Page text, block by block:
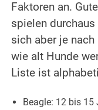
Faktoren an.
spielen
sich aber je
wie alt Hunde
Liste ist
Beagle: 12 bis 15